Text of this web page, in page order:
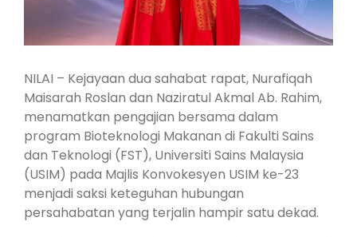
NILAI – Kejayaan dua sahabat rapat, Nurafiqah
Maisarah Roslan dan Naziratul Akmal Ab. Rahim,
menamatkan pengajian bersama dalam
program Bioteknologi Makanan di Fakulti Sains
dan Teknologi (FST), Universiti Sains Malaysia
(USIM) pada Majlis Konvokesyen USIM ke-23
menjadi saksi keteguhan hubungan
persahabatan yang terjalin hampir satu dekad.